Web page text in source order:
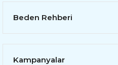
Beden Rehberi
Kampanyalar